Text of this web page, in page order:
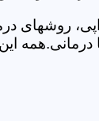
روشهای
این